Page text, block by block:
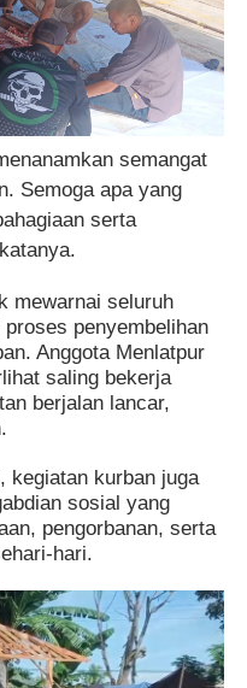
semangat
Semoga apa yang
serta
mewarnai seluruh
penyembelihan
Anggota Menlatpur
saling bekerja
berjalan lancar,
kegiatan kurban juga
sosial yang
pengorbanan, serta
hari.